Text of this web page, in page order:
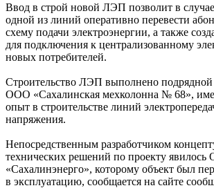
Ввод в строй новой ЛЭП позволит в
одной из линий оперативно перевести
схему подачи электроэнергии, а также
для подключения к централизованному
новых потребителей.
Строительство ЛЭП выполнено подрядной
ООО «Сахалинская мехколонна № 68»,
опыт в строительстве линий
напряжения.
Непосредственным разработчиком
технических решений по проекту
«Сахалинэнерго», которому объект был
в эксплуатацию, сообщается на сайте